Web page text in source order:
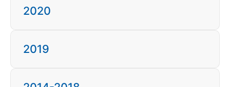
2020
2019